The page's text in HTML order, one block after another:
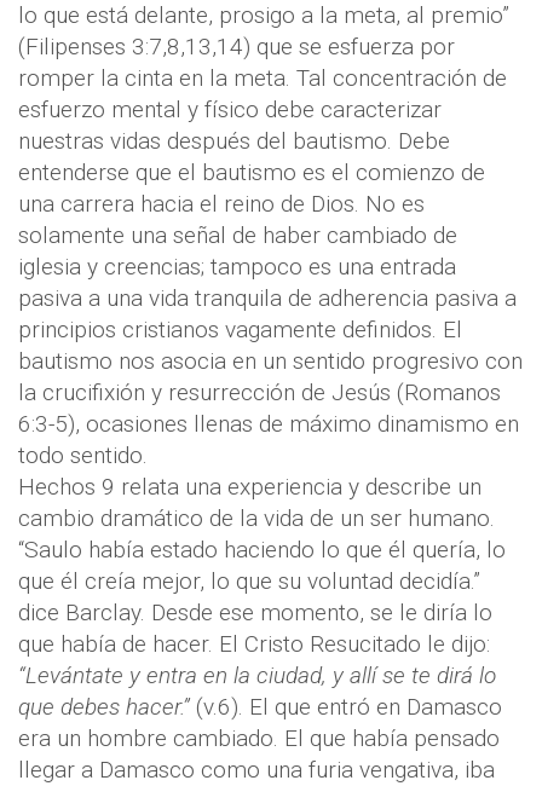
lo que está delante, prosigo a la meta, al premio”
(Filipenses 3:7,8,13,14) que se esfuerza por
romper la cinta en la meta. Tal concentración de
esfuerzo mental y físico debe caracterizar
nuestras vidas después del bautismo. Debe
entenderse que el bautismo es el comienzo de
una carrera hacia el reino de Dios. No es
solamente una señal de haber cambiado de
iglesia y creencias; tampoco es una entrada
pasiva a una vida tranquila de adherencia pasiva a
principios cristianos vagamente definidos. El
bautismo nos asocia en un sentido progresivo con
la crucifixión y resurrección de Jesús (Romanos
6:3-5), ocasiones llenas de máximo dinamismo en
todo sentido.
Hechos 9 relata una experiencia y describe un
cambio dramático de la vida de un ser humano.
“Saulo había estado haciendo lo que él quería, lo
que él creía mejor, lo que su voluntad decidía.”
dice Barclay. Desde ese momento, se le diría lo
que había de hacer. El Cristo Resucitado le dijo:
“Levántate y entra en la ciudad, y allí se te dirá lo
que debes hacer.”(v.6). El que entró en Damasco
era un hombre cambiado. El que había pensado
llegar a Damasco como una furia vengativa, iba